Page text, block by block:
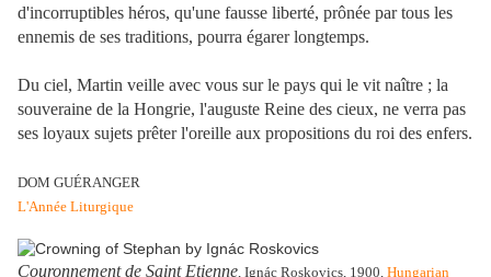
d'incorruptibles héros, qu'une fausse liberté, prônée par tous les
ennemis de ses traditions, pourra égarer longtemps.
Du ciel, Martin veille avec vous sur le pays qui le vit naître ; la
souveraine de la Hongrie, l'auguste Reine des cieux, ne verra pas
ses loyaux sujets prêter l'oreille aux propositions du roi des enfers.
DOM GUÉRANGER
L'Année Liturgique
Couronnement de Saint Etienne, Ignác Roskovics, 1900, Hungarian